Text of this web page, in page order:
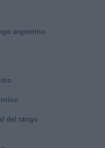
argentino
del tango